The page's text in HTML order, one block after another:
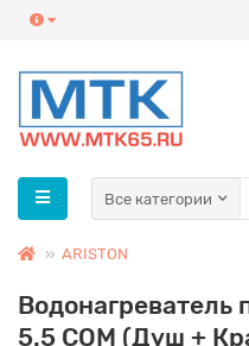
Все категории
ARISTON
Водонагреватель
5.5 COM (Душ +